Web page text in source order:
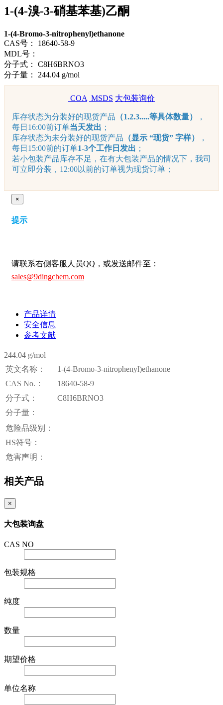
1-(4-溴-3-硝基苯基)乙酮
1-(4-Bromo-3-nitrophenyl)ethanone
CAS号：
18640-58-9
MDL号：
分子式：
C8H6BRNO3
分子量：
244.04 g/mol
COA MSDS 大包装询价
库存状态为分装好的现货产品 （1.2.3.....等具体数量）
，
每日16:00前订单当天发出 ；
库存状态为未分装好的现货产品 （显示 “现货” 字样）
，
每日15:00前的订单1-3个工作日发出 ；
若小包装产品库存不足，在有大包装产品的情况下，我司
可立即分装，12:00以前的订单视为现货订单；
×
提示
请联系右侧客服人员QQ，或发送邮件至：
sales@9dingchem.com
产品详情
安全信息
参考文献
244.04 g/mol
英文名称：
1-(4-Bromo-3-nitrophenyl)ethanone
CAS No.：
18640-58-9
分子式：
C8H6BRNO3
分子量：
危险品级别：
HS符号：
危害声明：
相关产品
×
大包装询盘
CAS NO
包装规格
纯度
数量
期望价格
单位名称